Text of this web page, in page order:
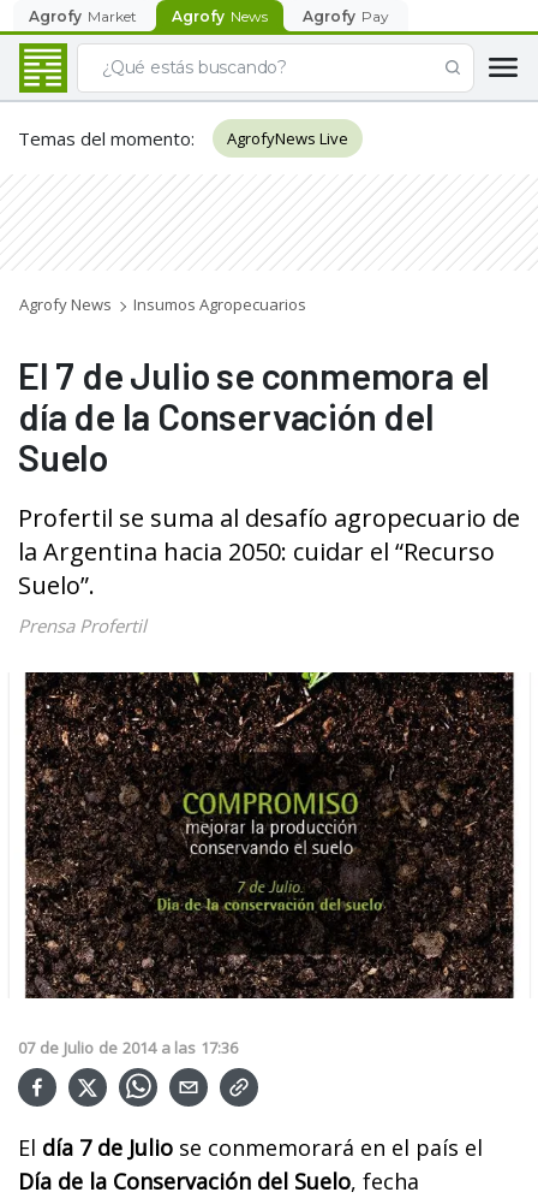
Agrofy Market Agrofy News Agrofy Pay
Temas del momento: AgrofyNews Live
Agrofy News Insumos Agropecuarios
El 7 de Julio se conmemora el
día de la Conservación del
Suelo
Profertil se suma al desafío agropecuario de
la Argentina hacia 2050: cuidar el “Recurso
Suelo”.
Prensa Profertil
07 de Julio de 2014 a las 17:36
El día 7 de Julio se conmemorará en el país el
Día de la Conservación del Suelo, fecha